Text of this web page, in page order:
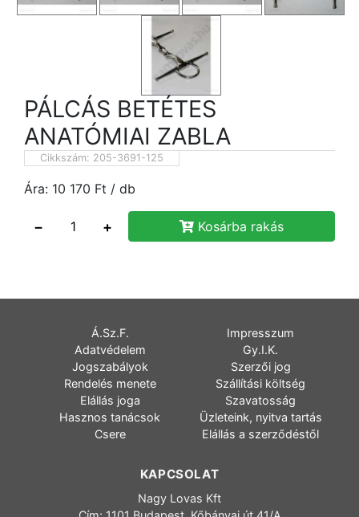
PÁLCÁS BETÉTES
ANATÓMIAI ZABLA
Cikkszám: 205-3691-125
Ára: 10 170 Ft / db
− + Kosárba rakás
Á.Sz.F.
Impresszum
Adatvédelem
Gy.I.K.
Jogszabályok
Szerzői jog
Rendelés menete
Szállítási költség
Elállás joga
Szavatosság
Hasznos tanácsok
Üzleteink, nyitva tartás
Csere
Elállás a szerződéstől
KAPCSOLAT
Nagy Lovas Kft